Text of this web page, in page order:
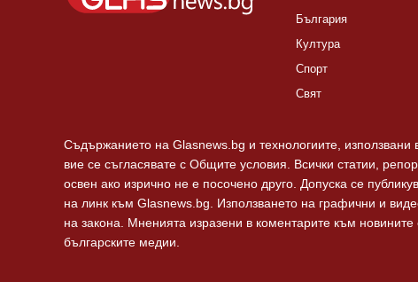
България
Култура
Спорт
Свят
Съдържанието на Glasnews.bg и технологиите, използвани
вие се съгласявате с Общите условия. Всички статии,
освен ако изрично не е посочено друго. Допуска се
на линк към Glasnews.bg. Използването на графични и
на закона. Мненията изразени в коментарите към
българските медии.